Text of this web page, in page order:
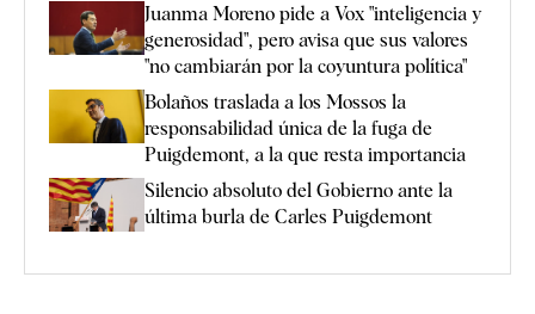
Juanma Moreno pide a Vox "inteligencia y
generosidad", pero avisa que sus valores
"no cambiarán por la coyuntura política"
Bolaños traslada a los Mossos la
responsabilidad única de la fuga de
Puigdemont, a la que resta importancia
Silencio absoluto del Gobierno ante la
última burla de Carles Puigdemont